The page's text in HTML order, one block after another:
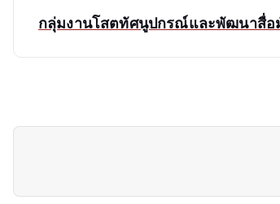
n
กลุ่มงานโสตทัศนูปกรณ์และพัฒนาสื่อ